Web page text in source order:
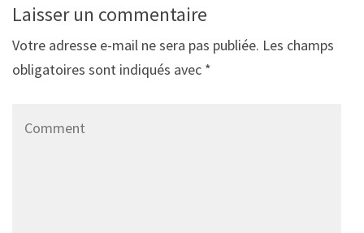
Laisser un commentaire
Votre adresse e-mail ne sera pas publiée. Les champs
obligatoires sont indiqués avec *